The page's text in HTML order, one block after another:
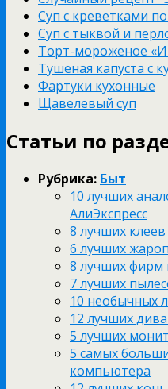
Суп с креветками
Суп с тыквой и
Торт-мороженое
Тушеная капуста с
Фартуки кухонные
Щавелевый суп
Статьи по
Рубрика: Быт
10 лучших
АлиЭкспресс
8 лучших
6 лучших
8 лучших фирм
7 лучших
10 необычных
12 лучших
5 лучших
5 самых
компьютера